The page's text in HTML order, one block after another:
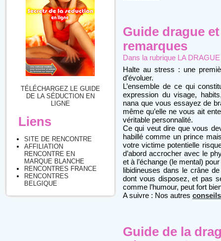
TÉLÉCHARGEZ LE GUIDE
DE LA SÉDUCTION EN
LIGNE
Liens
SITE DE RENCONTRE
AFFILIATION
RENCONTRE EN
MARQUE BLANCHE
RENCONTRES FRANCE
RENCONTRES
BELGIQUE
Guide drague
remarques
Dans la rubrique LA
Halte au stress : une
d’évoluer.
L’ensemble de ce qui
expression du visage,
nana que vous essayez de
même qu’elle ne vous ait
véritable personnalité.
Ce qui veut dire que vous
habillé comme un prince
votre victime potentielle
d’abord accrocher avec le
et à l’échange (le mental)
libidineuses dans le crâne
dont vous disposez, et pas
comme l’humour, peut fort
A suivre : Nos autres
Guide de la